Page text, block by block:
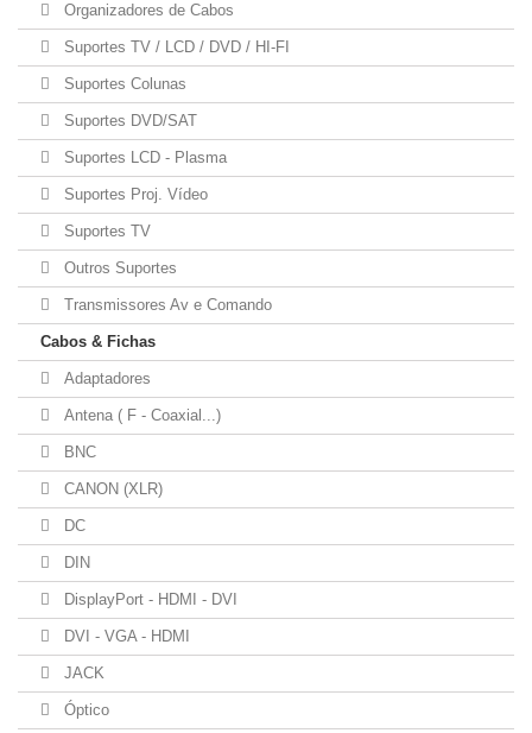
Organizadores de Cabos
Suportes TV / LCD / DVD / HI-FI
Suportes Colunas
Suportes DVD/SAT
Suportes LCD - Plasma
Suportes Proj. Vídeo
Suportes TV
Outros Suportes
Transmissores Av e Comando
Cabos & Fichas
Adaptadores
Antena ( F - Coaxial...)
BNC
CANON (XLR)
DC
DIN
DisplayPort - HDMI - DVI
DVI - VGA - HDMI
JACK
Óptico